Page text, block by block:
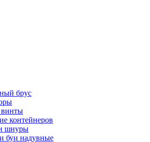
брус
винты
контейнеров
шнуры
буи надувные